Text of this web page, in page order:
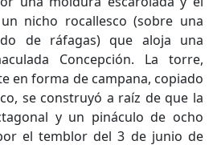
nicho rocallesco (sobre una
de ráfagas) que aloja una
Concepción. La torre,
en forma de campana, copiado
se construyó a raíz de que la
y un pináculo de ocho
el temblor del 3 de junio de